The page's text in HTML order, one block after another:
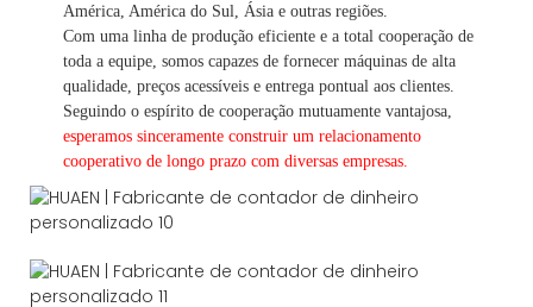
América, América do Sul, Ásia e outras regiões.
Com uma linha de produção eficiente e a total cooperação de
toda a equipe, somos capazes de fornecer máquinas de alta
qualidade, preços acessíveis e entrega pontual aos clientes.
Seguindo o espírito de cooperação mutuamente vantajosa,
esperamos sinceramente construir um relacionamento
cooperativo de longo prazo com diversas empresas.